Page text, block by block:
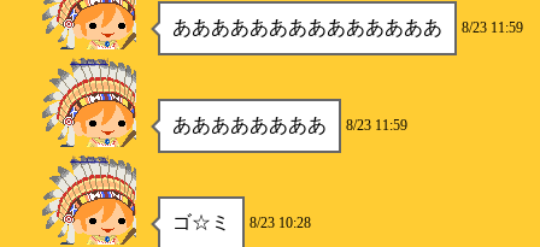
ああああああああああああああ 8/23 11:59
よこたいが
ああああああああ 8/23 11:59
よこたいが
ゴ☆ミ 8/23 10:28